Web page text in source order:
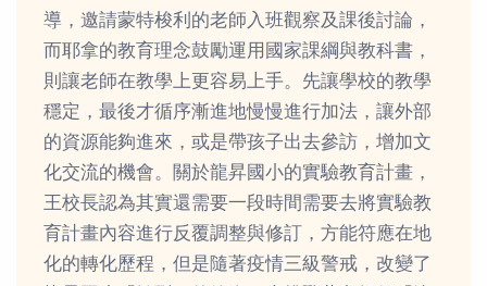
導，邀請蒙特梭利的老師入班觀察及課後討論，
而耶拿的教育理念鼓勵運用國家課綱與教科書，
則讓老師在教學上更容易上手。先讓學校的教學
穩定，最後才循序漸進地慢慢進行加法，讓外部
的資源能夠進來，或是帶孩子出去參訪，增加文
化交流的機會。關於龍昇國小的實驗教育計畫，
王校長認為其實還需要一段時間需要去將實驗教
育計畫內容進行反覆調整與修訂，方能符應在地
化的轉化歷程，但是隨著疫情三級警戒，改變了